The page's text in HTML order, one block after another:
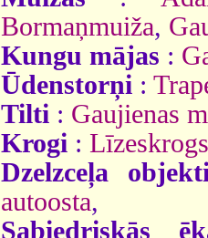
Bormaņmuiža,
Kungu mājas :
Ūdenstorņi :
Tilti : Gaujienas
Krogi : Līzeskrogs
Dzelzceļa
autoosta,
Sabiedriskās